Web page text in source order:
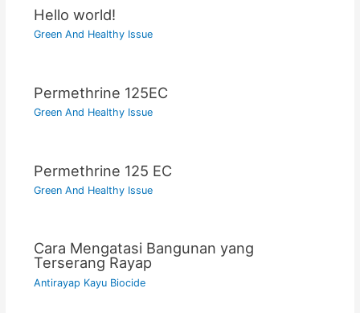
Hello world!
Green And Healthy Issue
Permethrine 125EC
Green And Healthy Issue
Permethrine 125 EC
Green And Healthy Issue
Cara Mengatasi Bangunan yang
Terserang Rayap
Antirayap Kayu Biocide